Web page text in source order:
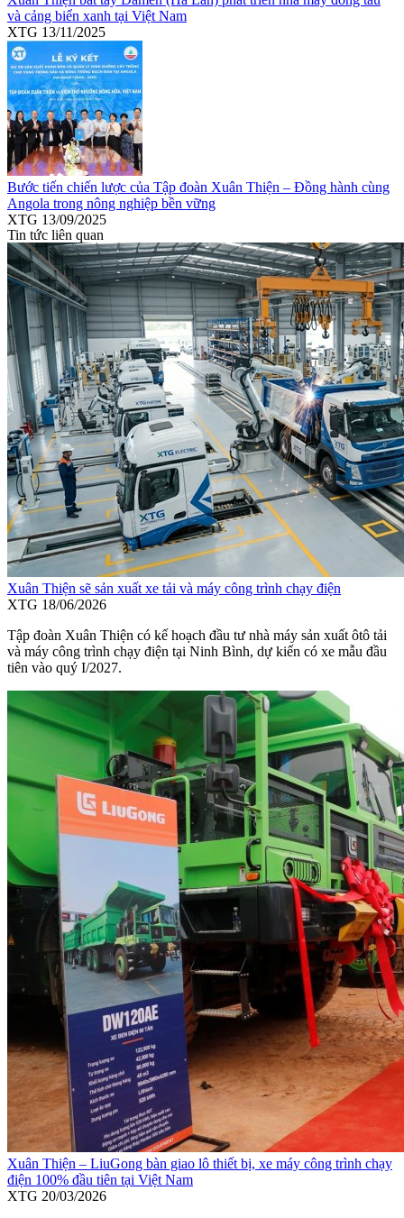
và cảng biển xanh tại Việt Nam
XTG 13/11/2025
Bước tiến chiến lược của Tập đoàn Xuân Thiện – Đồng hành cùng
Angola trong nông nghiệp bền vững
XTG 13/09/2025
Tin tức liên quan
Xuân Thiện sẽ sản xuất xe tải và máy công trình chạy điện
XTG 18/06/2026
Tập đoàn Xuân Thiện có kế hoạch đầu tư nhà máy sản xuất ôtô tải
và máy công trình chạy điện tại Ninh Bình, dự kiến có xe mẫu đầu
tiên vào quý I/2027.
Xuân Thiện – LiuGong bàn giao lô thiết bị, xe máy công trình chạy
điện 100% đầu tiên tại Việt Nam
XTG 20/03/2026